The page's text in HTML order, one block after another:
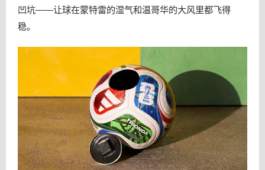
凹坑——让球在蒙特雷的湿气和温哥华的大风里都飞得
稳。